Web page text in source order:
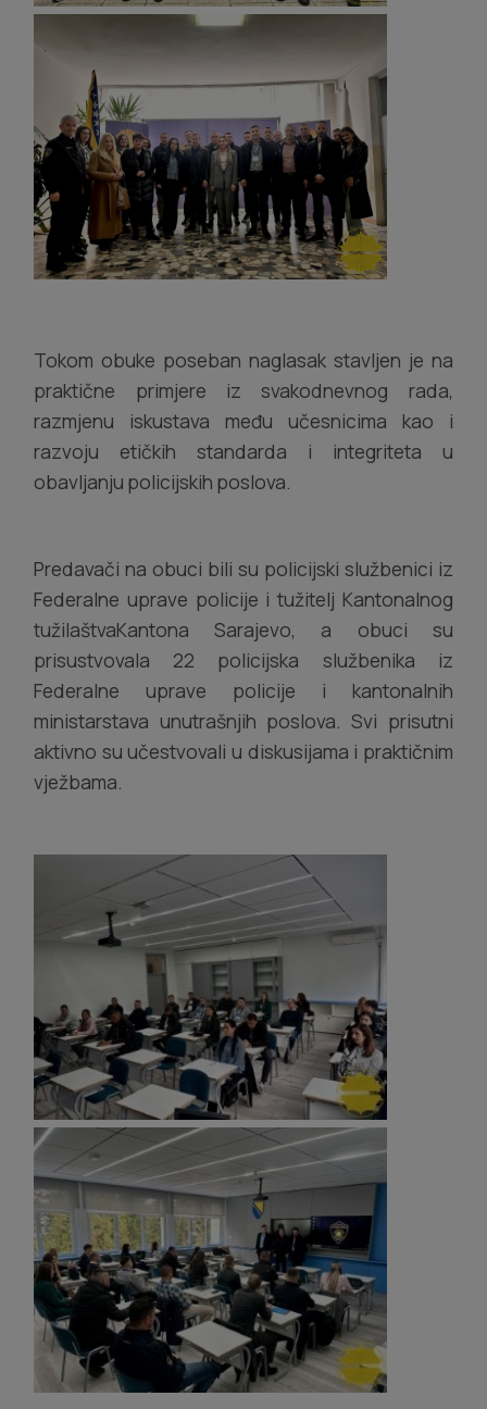
Tokom obuke poseban naglasak stavljen je na
praktične primjere iz svakodnevnog rada,
razmjenu iskustava među učesnicima kao i
razvoju etičkih standarda i integriteta u
obavljanju policijskih poslova.
Predavači na obuci bili su policijski službenici iz
Federalne uprave policije i tužitelj Kantonalnog
tužilaštvaKantona Sarajevo, a obuci su
prisustvovala 22 policijska službenika iz
Federalne uprave policije i kantonalnih
ministarstava unutrašnjih poslova. Svi prisutni
aktivno su učestvovali u diskusijama i praktičnim
vježbama.